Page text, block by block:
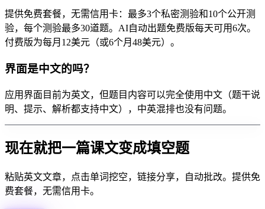
提供免费套餐，无需信用卡：最多3个私密测验和10个公开测
验，每个测验最多30道题。AI自动出题免费版每天可用6次。
付费版为每月12美元（或6个月48美元）。
界面是中文的吗？
应用界面目前为英文，但题目内容可以完全使用中文（题干说
明、提示、解析都支持中文），中英混排也没有问题。
现在就把一篇课文变成填空题
粘贴英文文章，点击单词挖空，链接分享，自动批改。提供免
费套餐，无需信用卡。